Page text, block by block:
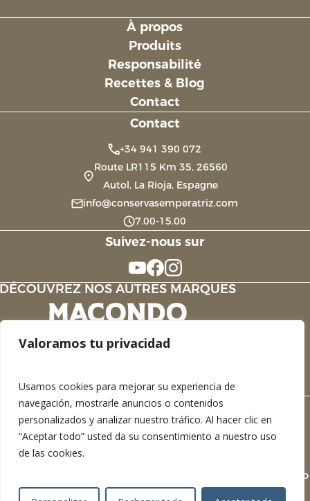
Valoramos tu privacidad
Usamos cookies para mejorar su experiencia de
navegación, mostrarle anuncios o contenidos
personalizados y analizar nuestro tráfico. Al hacer clic en
“Aceptar todo” usted da su consentimiento a nuestro uso
de las cookies.
À propos
Produits
Responsabilité
Recettes & Blog
Contact
Contact
+34 941 390 072
Route LR115 Km 35, 26560
Autol, La Rioja, Espagne
info@conservasemperatriz.com
7.00-15.00
Suivez-nous sur
NOS AUTRES MARQUES
Mentions Légales
Politique de Confidentialité